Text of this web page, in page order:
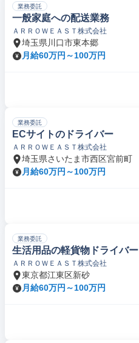
業務委託
一般家庭への配送業務
ＡＲＲＯＷＥＡＳＴ株式会社
埼玉県川口市東本郷
月給60万円～100万円
業務委託
ECサイトのドライバー
ＡＲＲＯＷＥＡＳＴ株式会社
埼玉県さいたま市西区宮前町
月給60万円～100万円
業務委託
生活用品の軽貨物ドライバー
ＡＲＲＯＷＥＡＳＴ株式会社
東京都江東区新砂
月給60万円～100万円